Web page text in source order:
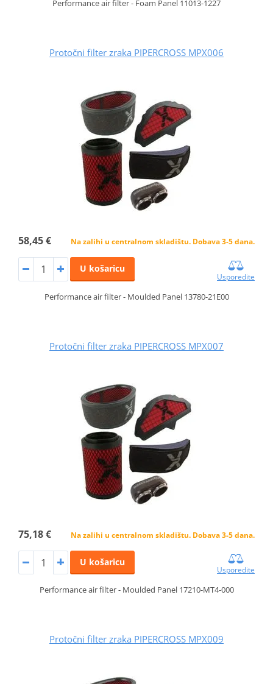
Performance air filter - Foam Panel 11013-1227
Protočni filter zraka PIPERCROSS MPX006
58,45 € Na zalihi u centralnom skladištu. Dobava 3-5 dana.
U košaricu
Usporedite
Performance air filter - Moulded Panel 13780-21E00
Protočni filter zraka PIPERCROSS MPX007
75,18 € Na zalihi u centralnom skladištu. Dobava 3-5 dana.
U košaricu
Usporedite
Performance air filter - Moulded Panel 17210-MT4-000
Protočni filter zraka PIPERCROSS MPX009